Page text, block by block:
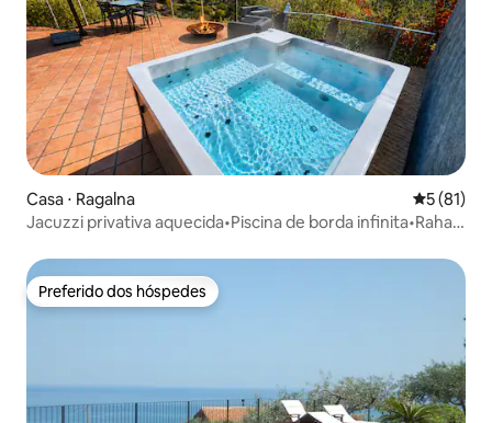
Casa ⋅ Ragalna 5 de uma
5 (81)
Jacuzzi privativa aquecida•Piscina de borda infinita•Rahal
Preferido dos hóspedes
Preferido dos hóspedes